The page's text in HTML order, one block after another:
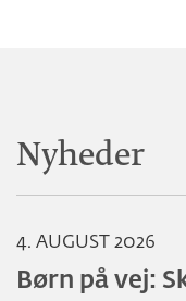
Nyheder
4. AUGUST 2026
Børn på vej: